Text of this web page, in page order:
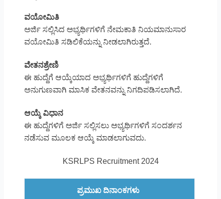
ವಯೋಮಿತಿ
ಅರ್ಜಿ ಸಲ್ಲಿಸಿದ ಅಭ್ಯರ್ಥಿಗಳಿಗೆ ನೇಮಕಾತಿ ನಿಯಮಾನುಸಾರ
ವಯೋಮಿತಿ ಸಡಿಲಿಕೆಯನ್ನು ನೀಡಲಾಗಿರುತ್ತದೆ.
ವೇತನಶ್ರೇಣಿ
ಈ ಹುದ್ದೆಗೆ ಆಯ್ಕೆಯಾದ ಅಭ್ಯರ್ಥಿಗಳಿಗೆ ಹುದ್ದೆಗಳಿಗೆ
ಅನುಗುಣವಾಗಿ ಮಾಸಿಕ ವೇತನವನ್ನು ನಿಗದಿಪಡಿಸಲಾಗಿದೆ.
ಆಯ್ಕೆ ವಿಧಾನ
ಈ ಹುದ್ದೆಗಳಿಗೆ ಅರ್ಜಿ ಸಲ್ಲಿಸಲು ಅಭ್ಯರ್ಥಿಗಳಿಗೆ ಸಂದರ್ಶನ
ನಡೆಸುವ ಮೂಲಕ ಆಯ್ಕೆ ಮಾಡಲಾಗುವದು.
KSRLPS Recruitment 2024
ಪ್ರಮುಖ ದಿನಾಂಕಗಳು